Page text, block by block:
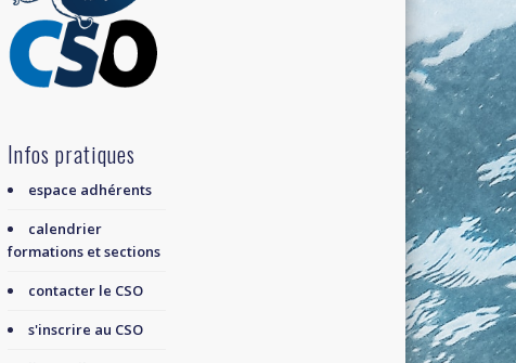
Infos pratiques
espace adhérents
calendrier
formations et sections
contacter le CSO
s'inscrire au CSO